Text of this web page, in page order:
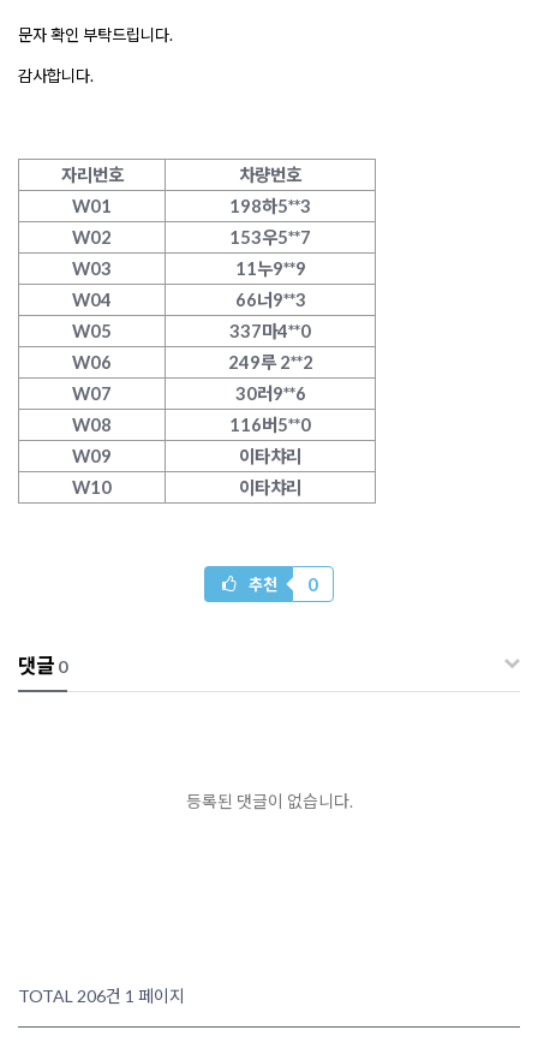
문자 확인 부탁드립니다.
감사합니다.
자리번호
차량번호
W01
198하5**3
W02
153우5**7
W03
11누9**9
W04
66너9**3
W05
337마4**0
W06
249루 2**2
W07
30러9**6
W08
116버5**0
W09
이타챠리
W10
이타챠리
추천 0
댓글 0
등록된 댓글이 없습니다.
TOTAL 206건 1 페이지